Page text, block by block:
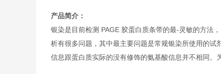
产品简介：
银染是目前检测 PAGE 胶蛋白质条带的最-灵敏的方法
析有很多问题，其中最主要问题是常规银染所使用的
信息跟蛋白质实际的没有修饰的氨基酸信息并不相同